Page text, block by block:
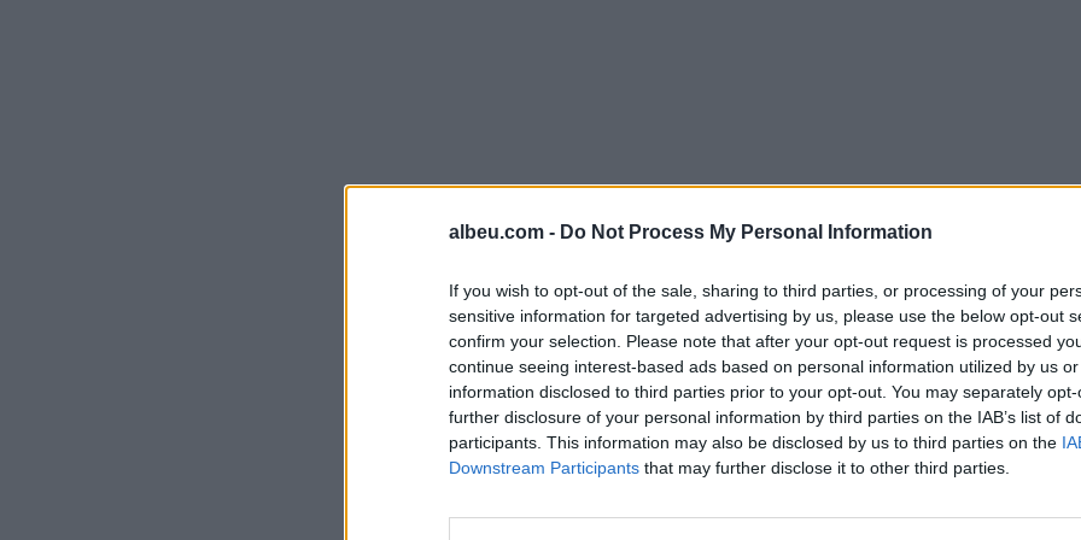
albeu.com - Do Not Process My Personal Information
If you wish to opt-out of the sale, sharing to third parties, or processing of your
sensitive information for targeted advertising by us, please use the below opt-out
confirm your selection. Please note that after your opt-out request is processed
continue seeing interest-based ads based on personal information utilized by us
information disclosed to third parties prior to your opt-out. You may separately
further disclosure of your personal information by third parties on the IAB’s list of
participants. This information may also be disclosed by us to third parties on the
Downstream Participants that may further disclose it to other third parties.